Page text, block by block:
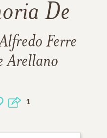
De
Ferre
Arellano
1